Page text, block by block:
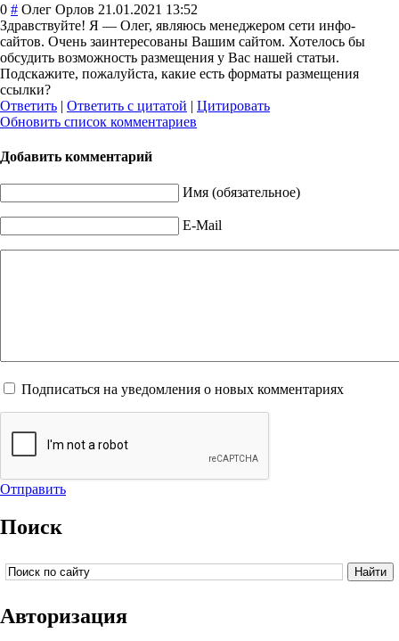
0 # Олег Орлов 21.01.2021 13:52
Здравствуйте! Я — Олег, являюсь менеджером сети инфо-
сайтов. Очень заинтересованы Вашим сайтом. Хотелось бы
обсудить возможность размещения у Вас нашей статьи.
Подскажите, пожалуйста, какие есть форматы размещения
ссылки?
Ответить | Ответить с цитатой | Цитировать
Обновить список комментариев
Добавить комментарий
Имя (обязательное)
E-Mail
Подписаться на уведомления о новых комментариях
Отправить
Поиск
Авторизация